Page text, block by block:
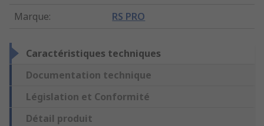
Marque: RS PRO
Caractéristiques techniques
Documentation technique
Législation et Conformité
Détail produit